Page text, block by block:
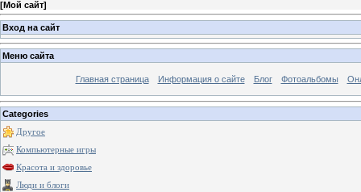
[Мой сайт]
Вход на сайт
Меню сайта
Главная страница Информация о сайте Блог Фотоальбомы
Categories
Другое
Компьютерные игры
Красота и здоровье
Люди и блоги